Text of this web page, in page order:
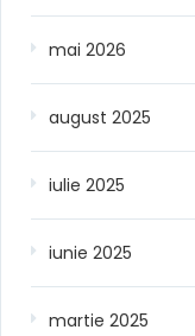
mai 2026
august 2025
iulie 2025
iunie 2025
martie 2025